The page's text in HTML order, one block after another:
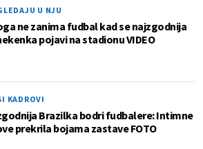
U NJU
ne zanima fudbal kad se najzgodnija
pojavi na stadionu VIDEO
KADROVI
Brazilka bodri fudbalere: Intimne
prekrila bojama zastave FOTO